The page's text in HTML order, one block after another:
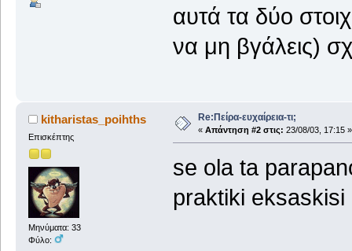
αυτά τα δύο
να μη βγάλεις)
kitharistas_poihths
Επισκέπτης
Μηνύματα: 33
Φύλο:
Re:Πείρα-ευχαίρεια-τι;
« Απάντηση #2 στις: 23/08/03, 17:15 »
se ola ta
praktiki eksaskisi